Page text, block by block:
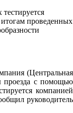
проведенных
(Центральная
проезда с помощью
компанией
руководитель